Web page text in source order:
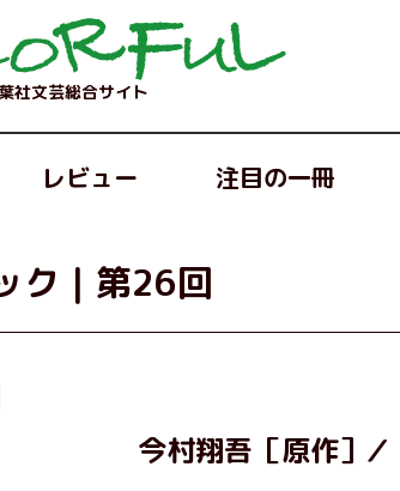
社文芸総合サイト
レビュー 注目の一冊
ク ｜ 第26回
今村翔吾［原作］